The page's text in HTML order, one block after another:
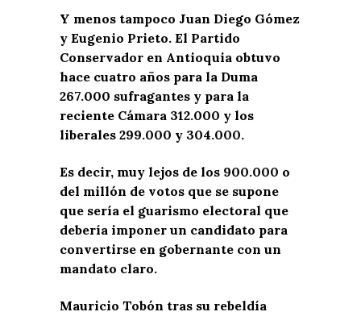
Y menos tampoco Juan Diego Gómez
y Eugenio Prieto. El Partido
Conservador en Antioquia obtuvo
hace cuatro años para la Duma
267.000 sufragantes y para la
reciente Cámara 312.000 y los
liberales 299.000 y 304.000.
Es decir, muy lejos de los 900.000 o
del millón de votos que se supone
que sería el guarismo electoral que
debería imponer un candidato para
convertirse en gobernante con un
mandato claro.
Mauricio Tobón tras su rebeldía